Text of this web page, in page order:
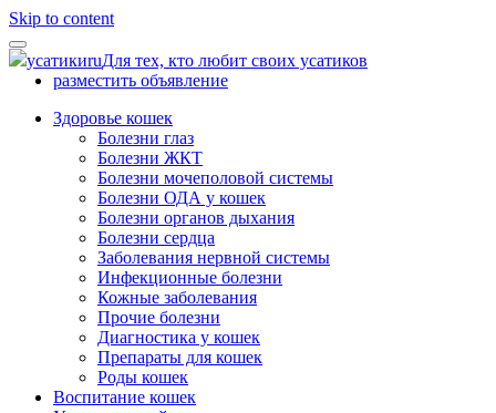
Skip to content
усатикиruДля тех, кто любит своих усатиков
разместить объявление
Здоровье кошек
Болезни глаз
Болезни ЖКТ
Болезни мочеполовой системы
Болезни ОДА у кошек
Болезни органов дыхания
Болезни сердца
Заболевания нервной системы
Инфекционные болезни
Кожные заболевания
Прочие болезни
Диагностика у кошек
Препараты для кошек
Роды кошек
Воспитание кошек